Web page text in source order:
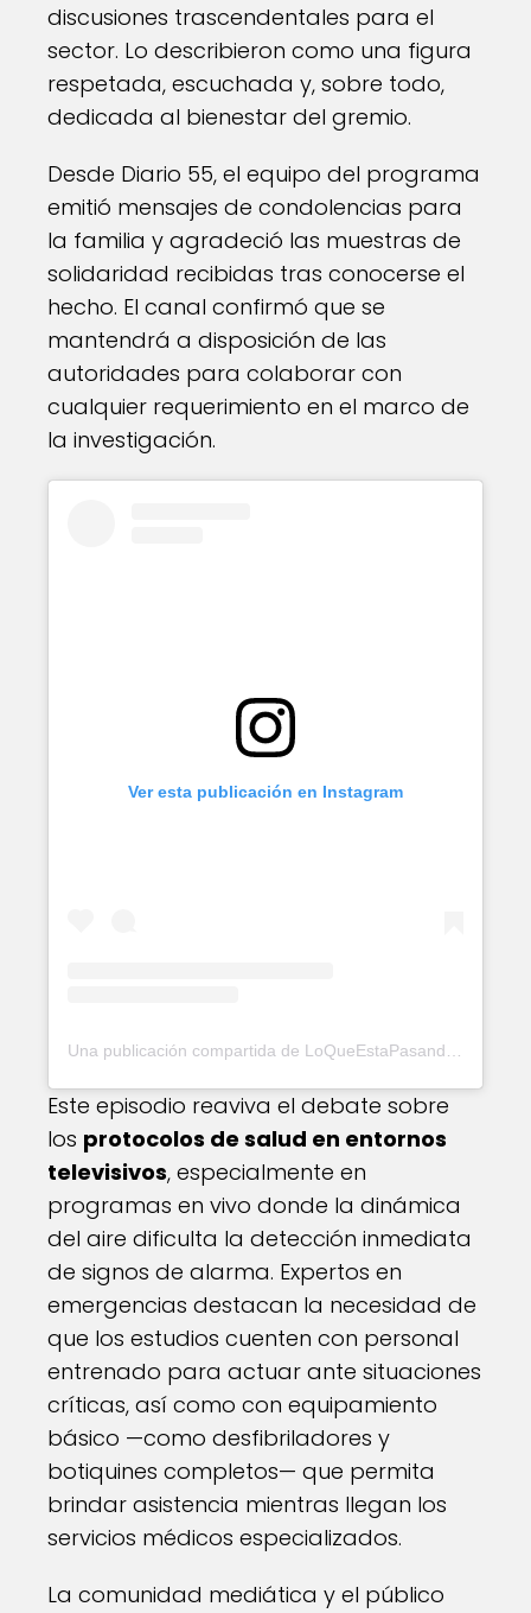
discusiones trascendentales para el
sector. Lo describieron como una figura
respetada, escuchada y, sobre todo,
dedicada al bienestar del gremio.
Desde Diario 55, el equipo del programa
emitió mensajes de condolencias para
la familia y agradeció las muestras de
solidaridad recibidas tras conocerse el
hecho. El canal confirmó que se
mantendrá a disposición de las
autoridades para colaborar con
cualquier requerimiento en el marco de
la investigación.
Ver esta publicación en Instagram
Este episodio reaviva el debate sobre
los protocolos de salud en entornos
televisivos, especialmente en
programas en vivo donde la dinámica
del aire dificulta la detección inmediata
de signos de alarma. Expertos en
emergencias destacan la necesidad de
que los estudios cuenten con personal
entrenado para actuar ante situaciones
críticas, así como con equipamiento
básico —como desfibriladores y
botiquines completos— que permita
brindar asistencia mientras llegan los
servicios médicos especializados.
La comunidad mediática y el público